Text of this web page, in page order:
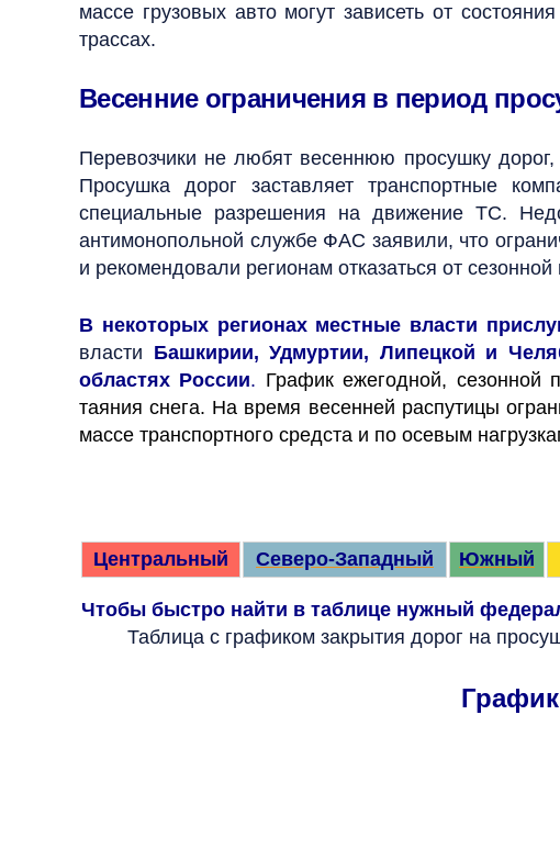
массе грузовых авто могут зависеть от
трассах.
Весенние ограничения в период
Перевозчики не любят весеннюю просушку
Просушка дорог заставляет транспортные
специальные разрешения на движение ТС.
антимонопольной службе ФАС заявили, что
и рекомендовали регионам отказаться от сезонной
В некоторых регионах местные власти
власти Башкирии, Удмуртии, Липецкой и
областях России. График ежегодной, сезонной
таяния снега. На время весенней распутицы
массе транспортного средста и по осевым
Центральный Северо-Западный Южный
Чтобы быстро найти в таблице нужный
Таблица с графиком закрытия дорог на